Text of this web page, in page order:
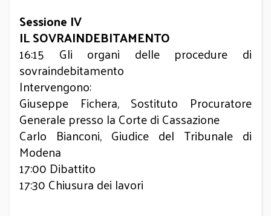
Sessione IV
IL SOVRAINDEBITAMENTO
16:15 Gli organi delle procedure di
sovraindebitamento
Intervengono:
Giuseppe Fichera, Sostituto Procuratore
Generale presso la Corte di Cassazione
Carlo Bianconi, Giudice del Tribunale di
Modena
17:00 Dibattito
17:30 Chiusura dei lavori